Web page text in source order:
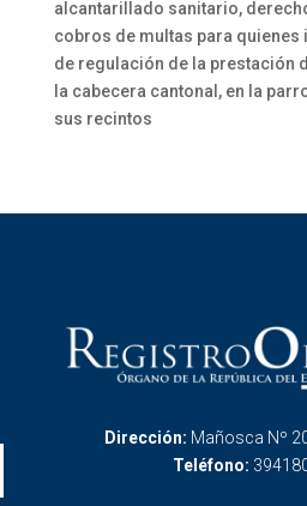
alcantarillado sanitario,
cobros de multas para
de regulación de la prestación
la cabecera cantonal, en la
sus recintos
Dirección: Mañosca Nº
Teléfono: